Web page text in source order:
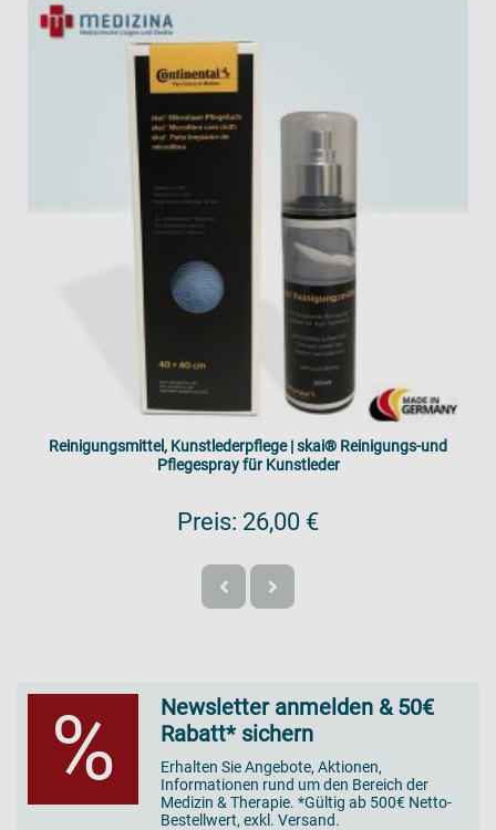
Reinigungsmittel, Kunstlederpflege | skai® Reinigungs-und
Pflegespray für Kunstleder
Preis: 26,00 €
%
Newsletter anmelden & 50€
Rabatt* sichern
Erhalten Sie Angebote, Aktionen,
Informationen rund um den Bereich der
Medizin & Therapie. *Gültig ab 500€ Netto-
Bestellwert, exkl. Versand.